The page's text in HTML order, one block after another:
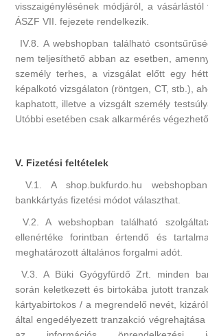
visszaigénylésének módjáról, a
ÁSZF VII. fejezete rendelkezik.
IV.8. A webshopban található
nem teljesíthető abban az esetben,
személy terhes, a vizsgálat előtt egy
képalkotó vizsgálaton (röntgen, CT, stb.),
kaphatott, illetve a vizsgált személy
Utóbbi esetében csak alkarmérés végezhető.
V. Fizetési feltételek
V.1. A shop.bukfurdo.hu
bankkártyás fizetési módot választhat.
V.2. A webshopban található
ellenértéke forintban értendő és
meghatározott általános forgalmi adót.
V.3. A Büki Gyógyfürdő Zrt. minden
során keletkezett és birtokába jutott
kártyabirtokos / a megrendelő nevét,
által engedélyezett tranzakció